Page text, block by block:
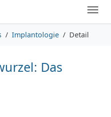
Implantologie Detail
Das